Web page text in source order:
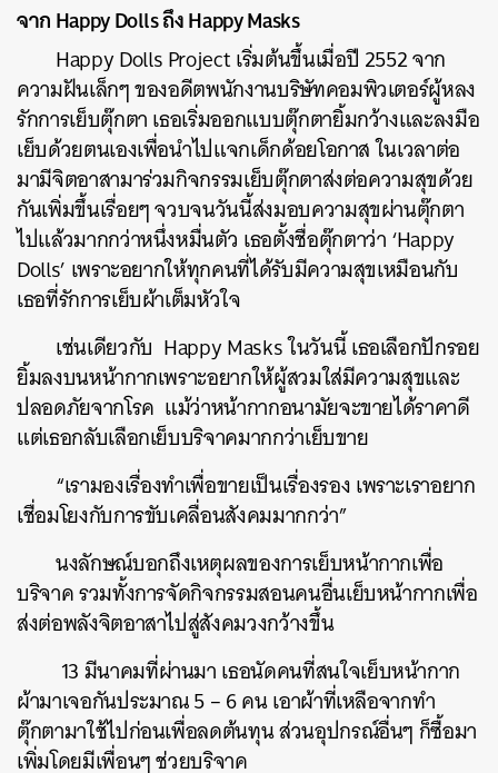
จากHappy DollsถึงHappy Masks
HappyDollsProjectเริ่มต้นขึ้นเมื่อปี 2552จาก
ความฝันเล็กๆของอดีตพนักงานบริษัทคอมพิวเตอร์ผู้หลง
รักการเย็บตุ๊กตาเธอเริ่มออกแบบตุ๊กตายิ้มกว้างและลงมือ
เย็บด้วยตนเองเพื่อนำไปแจกเด็กด้อยโอกาสในเวลาต่อ
มามีจิตอาสามาร่วมกิจกรรมเย็บตุ๊กตาส่งต่อความสุขด้วย
กันเพิ่มขึ้นเรื่อยๆจวบจนวันนี้ส่งมอบความสุขผ่านตุ๊กตา
ไปแล้วมากกว่าหนึ่งหมื่นตัว เธอตั้งชื่อตุ๊กตาว่า‘Happy
Dolls’ เพราะอยากให้ทุกคนที่ได้รับมีความสุขเหมือนกับ
เธอที่รักการเย็บผ้าเต็มหัวใจ
เช่นเดียวกับ Happy Masksในวันนี้เธอเลือกปักรอย
ยิ้มลงบนหน้ากากเพราะอยากให้ผู้สวมใส่มีความสุขและ
ปลอดภัยจากโรค แม้ว่าหน้ากากอนามัยจะขายได้ราคาดี
แต่เธอกลับเลือกเย็บบริจาคมากกว่าเย็บขาย
“เรามองเรื่องทำเพื่อขายเป็นเรื่องรองเพราะเราอยาก
เชื่อมโยงกับการขับเคลื่อนสังคมมากกว่า”
นงลักษณ์บอกถึงเหตุผลของการเย็บหน้ากากเพื่อ
บริจาครวมทั้งการจัดกิจกรรมสอนคนอื่นเย็บหน้ากากเพื่อ
ส่งต่อพลังจิตอาสาไปสู่สังคมวงกว้างขึ้น
13มีนาคมที่ผ่านมาเธอนัดคนที่สนใจเย็บหน้ากาก
ผ้ามาเจอกันประมาณ5 – 6คนเอาผ้าที่เหลือจากทำ
ตุ๊กตามาใช้ไปก่อนเพื่อลดต้นทุนส่วนอุปกรณ์อื่นๆก็ซื้อมา
เพิ่มโดยมีเพื่อนๆช่วยบริจาค